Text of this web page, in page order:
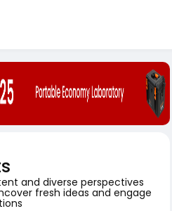
and diverse perspectives
fresh ideas and engage